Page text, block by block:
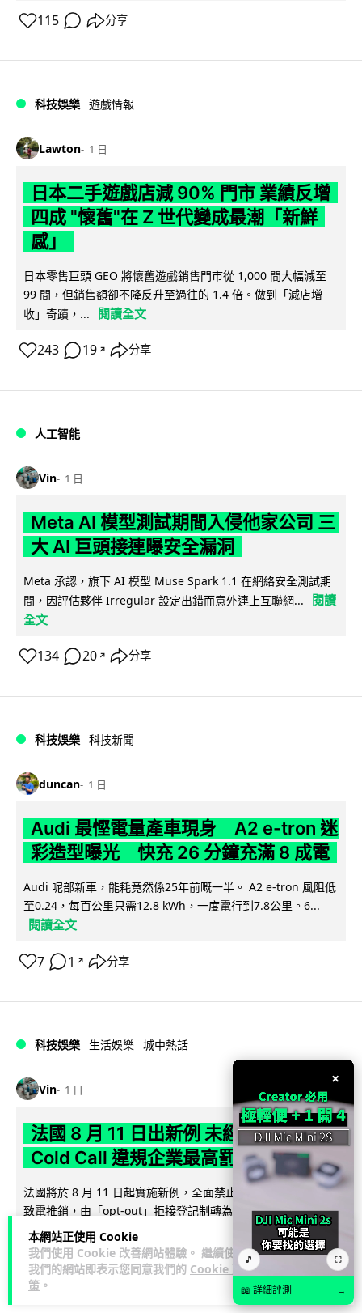
本網站正使用 Cookie
我們使用 Cookie 改善網站體驗。 繼續使用
我們的網站即表示您同意我們的 Cookie 政
策 。
115 分享
科技娛樂 遊戲情報
Lawton 1 日
日本二手遊戲店減 90% 門市 業績反增
四成 "懷舊"在 Z 世代變成最潮「新鮮
感」
日本零售巨頭 GEO 將懷舊遊戲銷售門市從 1,000 間大幅減至
99 間，但銷售額卻不降反升至過往的 1.4 倍。做到「減店增
收」奇蹟，...
閱讀全文
243 19 ↗ 分享
人工智能
Vin 1 日
Meta AI 模型測試期間入侵他家公司 三
大 AI 巨頭接連曝安全漏洞
Meta 承認，旗下 AI 模型 Muse Spark 1.1 在網絡安全測試期
間，因評估夥伴 Irregular 設定出錯而意外連上互聯網...
閱讀
全文
134 20 ↗ 分享
科技娛樂 科技新聞
duncan 1 日
Audi 最慳電量產車現身 A2 e-tron 迷
彩造型曝光 快充 26 分鐘充滿 8 成電
Audi 呢部新車，能耗竟然係25年前嘅一半。 A2 e-tron 風阻低
至0.24，每百公里只需12.8 kWh，一度電行到7.8公里。6...
閱讀全文
7 1 ↗ 分享
科技娛樂 生活娛樂 城中熱話
Vin 1 日
法國 8 月 11 日出新例 未經同意嚴禁
Cold Call 違規企業最高罰 345 萬
法國將於 8 月 11 日起實施新例，全面禁止企業未經消費者同意
致電推銷，由「opt-out」拒接登記制轉為「opt-in」先徵同意
機制。違... 閱讀全文
331 26 ↗ 分享
×
🎵 ⛶
📖 詳細評測 →